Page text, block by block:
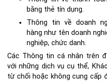
bằng thẻ tín dụng.
Thông tin về doanh
hàng như tên doanh
nghiệp, chức danh.
Các Thông tin cá nhân trên
với những dịch vụ cụ thể,
từ chối hoặc không cung cấp